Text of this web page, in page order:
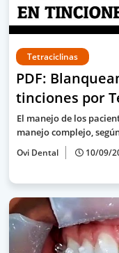
Tetraciclinas
PDF:
tinciones por
El manejo de los
manejo complejo,
Ovi Dental 10/09/